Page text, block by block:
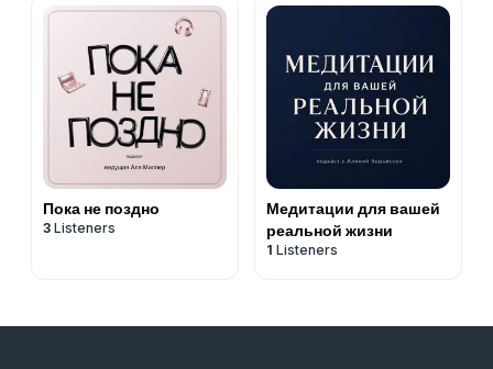
Пока не поздно
3 Listeners
Медитации для вашей
реальной жизни
1 Listeners